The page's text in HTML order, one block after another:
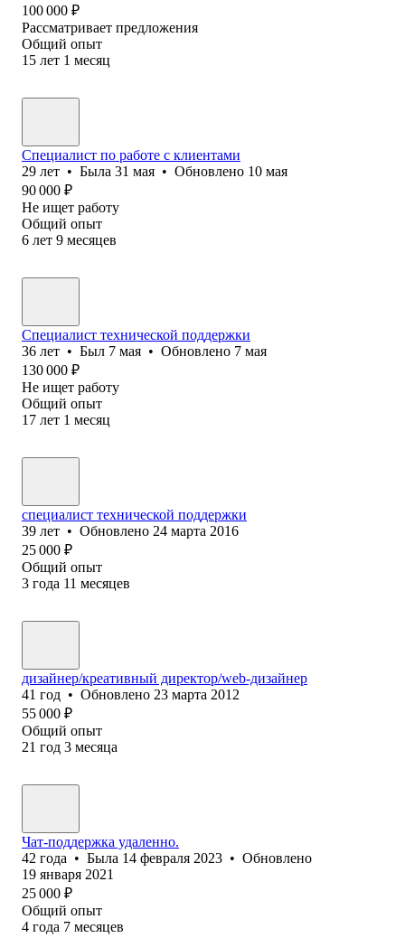
100 000 ₽
Рассматривает предложения
Общий опыт
15 лет 1 месяц
Специалист по работе с клиентами
29 лет • Была 31 мая • Обновлено 10 мая
90 000 ₽
Не ищет работу
Общий опыт
6 лет 9 месяцев
Специалист технической поддержки
36 лет • Был 7 мая • Обновлено 7 мая
130 000 ₽
Не ищет работу
Общий опыт
17 лет 1 месяц
специалист технической поддержки
39 лет • Обновлено 24 марта 2016
25 000 ₽
Общий опыт
3 года 11 месяцев
дизайнер/креативный директор/web-дизайнер
41 год • Обновлено 23 марта 2012
55 000 ₽
Общий опыт
21 год 3 месяца
Чат-поддержка удаленно.
42 года • Была 14 февраля 2023 • Обновлено
19 января 2021
25 000 ₽
Общий опыт
4 года 7 месяцев